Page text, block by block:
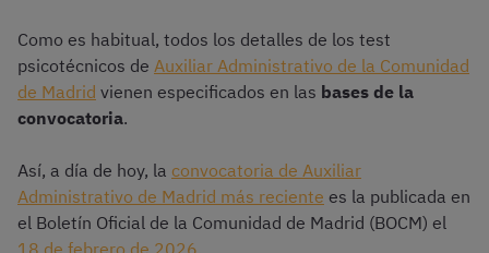
Como es habitual, todos los detalles de los test
psicotécnicos de Auxiliar Administrativo de la Comunidad
de Madrid vienen especificados en las bases de la
convocatoria.
Así, a día de hoy, la convocatoria de Auxiliar
Administrativo de Madrid más reciente es la publicada en
el Boletín Oficial de la Comunidad de Madrid (BOCM) el